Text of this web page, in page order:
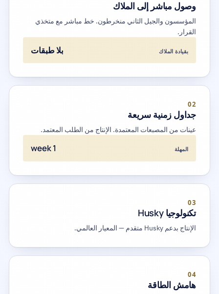
وصول مباشر إلى الملاك
المؤسسون والجيل الثاني منخرطون. خط مباشر مع متخذي
القرار.
بقيادة الملاك بلا طبقات
02
جداول زمنية سريعة
عينات من المصبعات المعتمدة. الإنتاج من الطلب المعتمد.
المهلة 1 week
03
تكنولوجيا Husky
الإنتاج بدعم Husky متقدم — المعيار العالمي.
04
هامش الطاقة